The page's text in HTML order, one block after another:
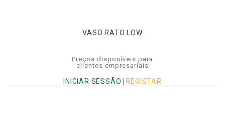
VASO RATO LOW
Preços disponíveis para
clientes empresariais
INICIAR SESSÃO REGISTAR